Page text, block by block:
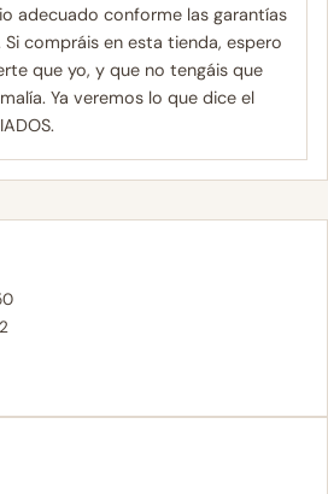
adecuado conforme las garantías
compráis en esta tienda, espero
que yo, y que no tengáis que
Ya veremos lo que dice el